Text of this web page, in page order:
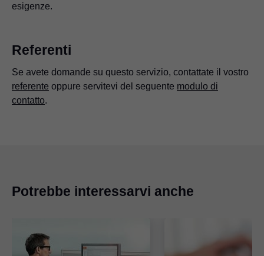
esigenze.
Referenti
Se avete domande su questo servizio, contattate il vostro
referente oppure servitevi del seguente modulo di
contatto.
Potrebbe interessarvi anche